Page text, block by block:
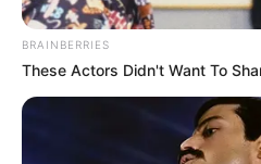
¿Estrategia o
muchos internautas
diseño de la blusa
una mala pasada
movimientos en
es parte de la
BRAINBERRIES
These Actors Didn't Want To